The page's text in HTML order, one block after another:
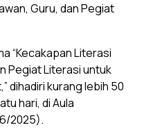
Guru, dan Pegiat
“Kecakapan Literasi
Pegiat Literasi untuk
dihadiri kurang lebih 50
hari, di Aula
2025).